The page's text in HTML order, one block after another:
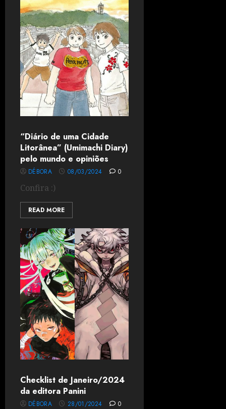
“Diário de uma Cidade
Litorânea” (Umimachi Diary)
pelo mundo e opiniões
DÉBORA 08/03/2024 0
Confira :)
READ MORE
Checklist de Janeiro/2024
da editora Panini
DÉBORA 28/01/2024 0